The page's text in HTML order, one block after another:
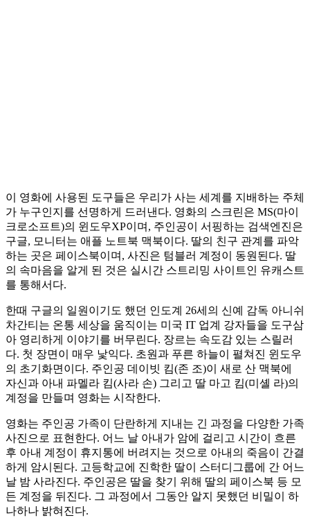
이 영화에 사용된 도구들은 우리가 사는 세계를 지배하는 주체
가 누구인지를 선명하게 드러낸다. 영화의 스크린은 MS(마이
크로소프트)의 윈도우XP이며, 주인공이 서핑하는 검색엔진은
구글, 모니터는 애플 노트북 맥북이다. 딸의 친구 관계를 파악
하는 곳은 페이스북이며, 사진은 텀블러 계정이 동원된다. 딸
의 속마음을 알게 된 것은 실시간 스트리밍 사이트인 유캐스트
를 통해서다.
한때 구글의 일원이기도 했던 인도계 26세의 신예 감독 아니쉬
차간티는 온통 세상을 움직이는 미국 IT 업계 강자들을 도구삼
아 영리하게 이야기를 버무린다. 장르는 속도감 있는 스릴러
다. 첫 장면이 매우 낯익다. 초원과 푸른 하늘이 펼쳐진 윈도우
의 초기화면이다. 주인공 데이빗 킴(존 조)이 새로 산 맥북에
자신과 아내 파멜라 킴(사라 손) 그리고 딸 마고 킴(미셸 라)의
계정을 만들며 영화는 시작한다.
영화는 주인공 가족이 단란하게 지내는 긴 과정을 다양한 가족
사진으로 표현한다. 어느 날 아내가 암에 걸리고 시간이 흐른
후 아내 계정이 휴지통에 버려지는 것으로 아내의 죽음이 간결
하게 암시된다. 고등학교에 진학한 딸이 스터디그룹에 간 어느
날 밤 사라진다. 주인공은 딸을 찾기 위해 딸의 페이스북 등 모
든 계정을 뒤진다. 그 과정에서 그동안 알지 못했던 비밀이 하
나하나 밝혀진다.